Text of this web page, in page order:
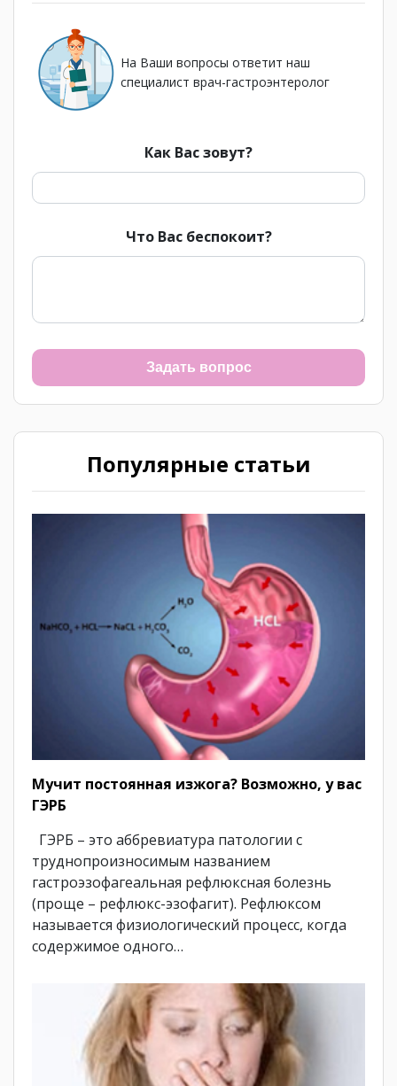
На Ваши вопросы ответит наш
специалист врач-гастроэнтеролог
Как Вас зовут?
Что Вас беспокоит?
Задать вопрос
Популярные статьи
Мучит постоянная изжога? Возможно, у вас
ГЭРБ
ГЭРБ – это аббревиатура патологии с
труднопроизносимым названием
гастроэзофагеальная рефлюксная болезнь
(проще – рефлюкс-эзофагит). Рефлюксом
называется физиологический процесс, когда
содержимое одного…